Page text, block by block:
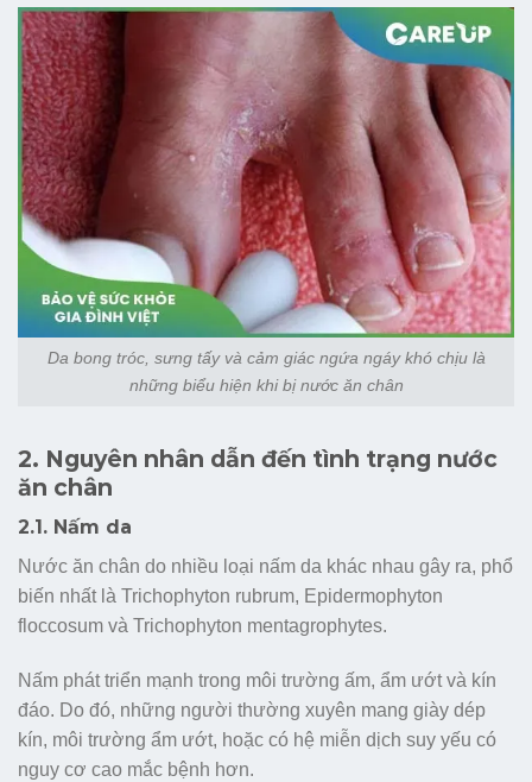
Da bong tróc, sưng tấy và cảm giác ngứa ngáy khó chịu là
những biểu hiện khi bị nước ăn chân
2. Nguyên nhân dẫn đến tình trạng nước
ăn chân
2.1. Nấm da
Nước ăn chân do nhiều loại nấm da khác nhau gây ra, phổ
biến nhất là Trichophyton rubrum, Epidermophyton
floccosum và Trichophyton mentagrophytes.
Nấm phát triển mạnh trong môi trường ấm, ẩm ướt và kín
đáo. Do đó, những người thường xuyên mang giày dép
kín, môi trường ẩm ướt, hoặc có hệ miễn dịch suy yếu có
nguy cơ cao mắc bệnh hơn.